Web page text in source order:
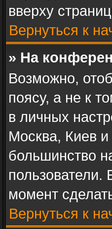
вверху
Вернуться к
» На
Возможно,
поясу, а не к
в личных
Москва, Киев и
большинство
пользователи.
момент
Вернуться к